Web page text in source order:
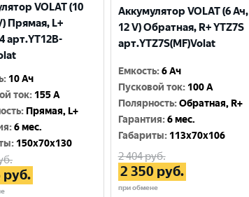
VOLAT (10
Прямая, L+
арт.YT12B-
: 10 Ач
ток: 155 A
: Прямая, L+
:6 мес.
: 150x70x130
руб.
Аккумулятор VOLAT (6 Ач,
12 V) Обратная, R+ YTZ7S
арт.YTZ7S(MF)Volat
Емкость:6 Ач
Пусковой ток: 100 A
Полярность:Обратная, R+
Гарантия:6 мес.
Габариты: 113x70x106
2 404руб.
2 350 руб.
при обмене